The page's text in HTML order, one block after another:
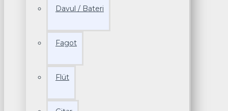
Davul / Bateri
Fagot
Flüt